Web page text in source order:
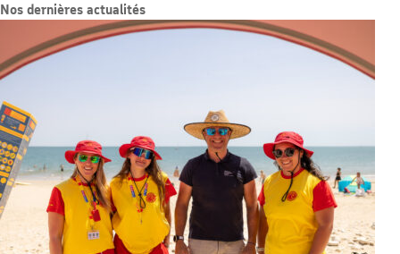
Nos dernières actualités